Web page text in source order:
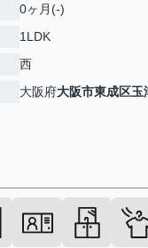
0ヶ月(-)
1LDK
西
大阪府大阪市東成区玉